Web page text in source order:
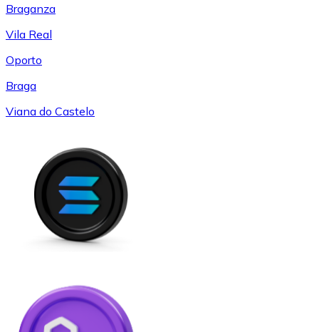
Braganza
Vila Real
Oporto
Braga
Viana do Castelo